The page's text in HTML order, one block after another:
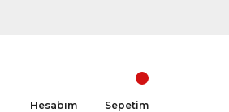
Hesabım Sepetim